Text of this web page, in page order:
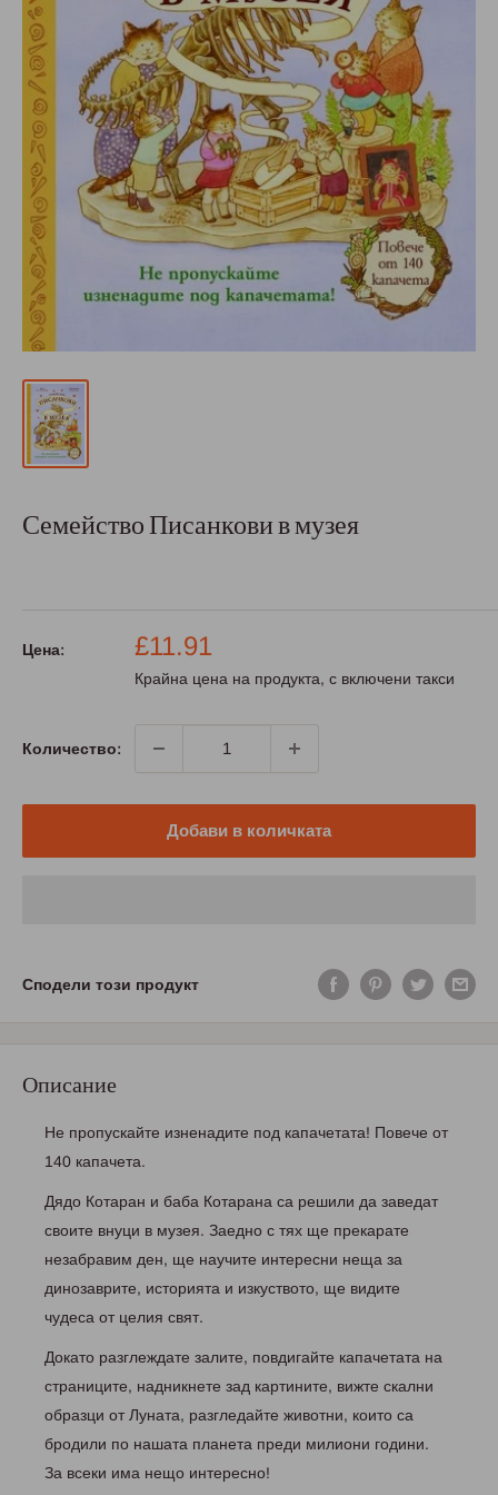
Семейство Писанкови в музея
Цена:
Промо
цена
£11.91
Крайна цена на продукта, с включени такси
Количество:
Добави в количката
Сподели този продукт
Описание
Не пропускайте изненадите под капачетата! Повече от
140 капачета.
Дядо Котаран и баба Котарана са решили да заведат
своите внуци в музея. Заедно с тях ще прекарате
незабравим ден, ще научите интересни неща за
динозаврите, историята и изкуството, ще видите
чудеса от целия свят.
Докато разглеждате залите, повдигайте капачетата на
страниците, надникнете зад картините, вижте скални
образци от Луната, разгледайте животни, които са
бродили по нашата планета преди милиони години.
За всеки има нещо интересно!